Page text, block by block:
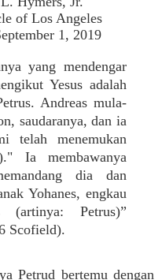
of Los Angeles
1, 2019
yang mendengar
Yesus adalah
Andreas mula-
saudaranya, dan ia
telah menemukan
Ia membawanya
dia dan
Yohanes, engkau
(artinya: Petrus)”
Scofield).
Petrud bertemu dengan